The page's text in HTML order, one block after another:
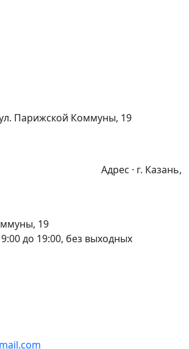
ул. Парижской Коммуны, 19
Адрес · г. Казань,
19
до 19:00, без выходных